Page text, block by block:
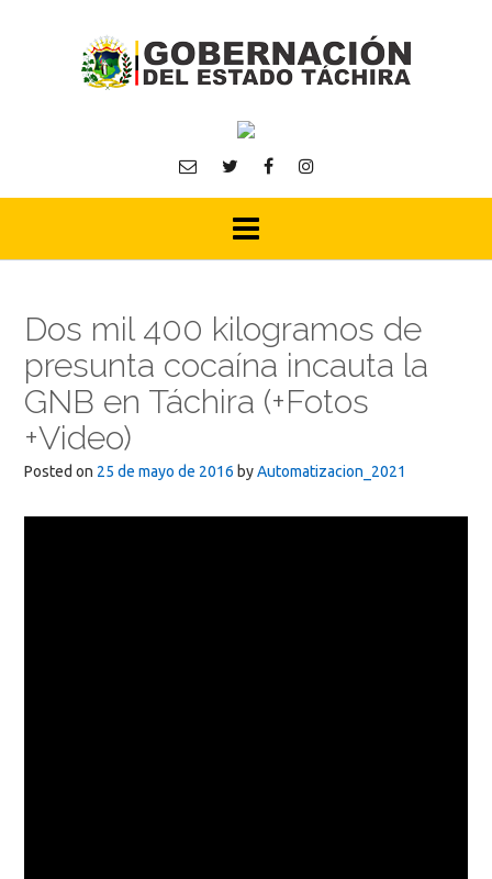
Dos mil 400 kilogramos de
presunta cocaína incauta la
GNB en Táchira (+Fotos
+Video)
Posted on 25 de mayo de 2016 byAutomatizacion_2021